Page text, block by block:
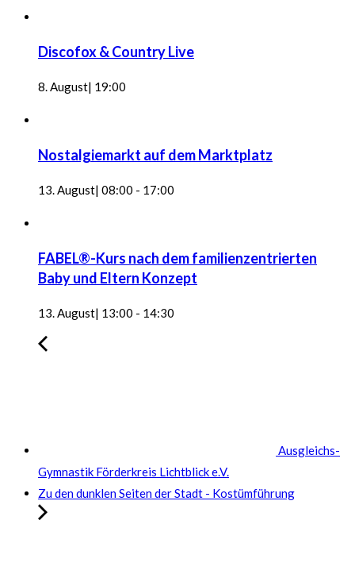
Discofox & Country Live
8. August| 19:00
Nostalgiemarkt auf dem Marktplatz
13. August| 08:00 - 17:00
FABEL®-Kurs nach dem familienzentrierten
Baby und Eltern Konzept
13. August| 13:00 - 14:30
Ausgleichs-
Gymnastik Förderkreis Lichtblick e.V.
Zu den dunklen Seiten der Stadt - Kostümführung